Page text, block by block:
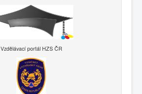
Vzdělávací portál HZS ČR